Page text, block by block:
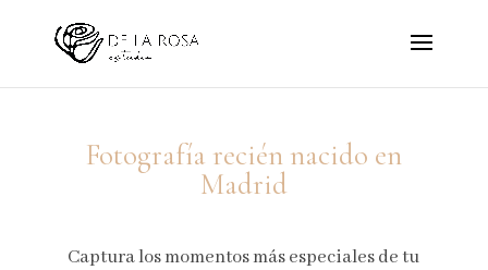
Fotografía recién nacido en
Madrid
Captura los momentos más especiales de tu